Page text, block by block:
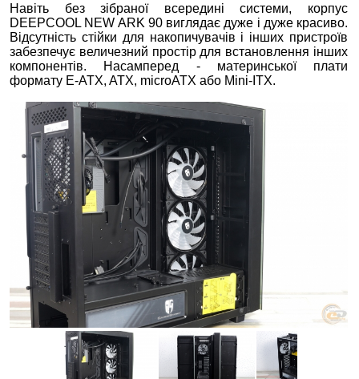
Навіть без зібраної всередині системи, корпус
DEEPCOOL NEW ARK 90 виглядає дуже і дуже красиво.
Відсутність стійки для накопичувачів і інших пристроїв
забезпечує величезний простір для встановлення інших
компонентів. Насамперед - материнської плати
формату E-ATX, ATX, microATX або Mini-ITX.